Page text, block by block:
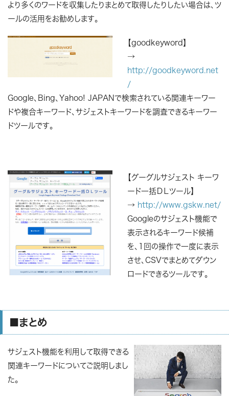
より多くのワードを収集したりまとめて取得したりしたい場合は、ツ
ールの活用をお勧めします。
【goodkeyword】
→
http://goodkeyword.net
/
Google、Bing、Yahoo! JAPANで検索されている関連キーワー
ドや複合キーワード、サジェストキーワードを調査できるキーワー
ドツールです。
【グーグルサジェスト キーワ
ード一括ＤＬツール】
→ http://www.gskw.net/
Googleのサジェスト機能で
表示されるキーワード候補
を、1回の操作で一度に表示
させ、CSVでまとめてダウン
ロードできるツールです。
■まとめ
サジェスト機能を利用して取得できる
関連キーワードについてご説明しまし
た。